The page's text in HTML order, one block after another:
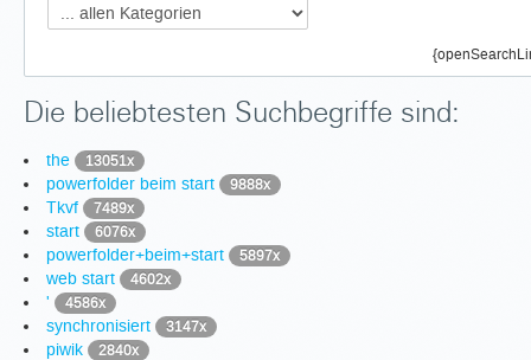
Die beliebtesten Suchbegriffe sind:
the 13051x
powerfolder beim start 9888x
Tkvf 7489x
start 6076x
powerfolder+beim+start 5897x
web start 4602x
' 4586x
synchronisiert 3147x
piwik 2840x